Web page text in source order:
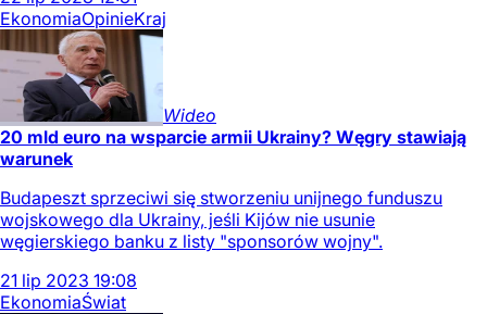
EkonomiaOpinieKraj
Wideo
20 mld euro na wsparcie armii Ukrainy? Węgry stawiają
warunek
Budapeszt sprzeciwi się stworzeniu unijnego funduszu
wojskowego dla Ukrainy, jeśli Kijów nie usunie
węgierskiego banku z listy "sponsorów wojny".
21 lip 2023 19:08
EkonomiaŚwiat